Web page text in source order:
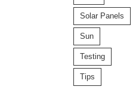
Solar Panels
Sun
Testing
Tips